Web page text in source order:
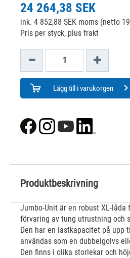
24 264,38 SEK
ink. 4 852,88 SEK moms (netto
Pris per styck, plus frakt
Lägg till i varukorgen
Produktbeskrivning
Jumbo-Unit är en robust XL-låda
förvaring av tung utrustning och
Den har en lastkapacitet på upp
användas som en dubbelgolvs
Den finns i olika storlekar och